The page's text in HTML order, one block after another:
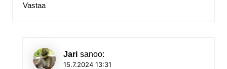
Vastaa
Jari sanoo:
15.7.2024 13:31